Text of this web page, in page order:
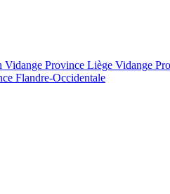
Vidange Province Liège Vidange
Flandre-Occidentale